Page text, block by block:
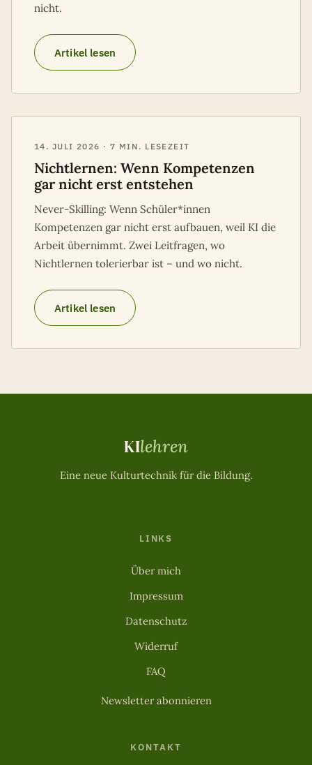
nicht.
Artikel lesen
14. JULI 2026 · 7 MIN. LESEZEIT
Nichtlernen: Wenn Kompetenzen
gar nicht erst entstehen
Never-Skilling: Wenn Schüler*innen
Kompetenzen gar nicht erst aufbauen, weil KI die
Arbeit übernimmt. Zwei Leitfragen, wo
Nichtlernen tolerierbar ist – und wo nicht.
Artikel lesen
KIlehren
Eine neue Kulturtechnik für die Bildung.
LINKS
Über mich
Impressum
Datenschutz
Widerruf
FAQ
Newsletter abonnieren
KONTAKT